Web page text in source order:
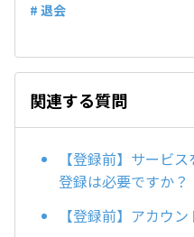
# 退会
関連する質問
【登録前】サービ
登録は必要ですか？
【登録前】アカウ